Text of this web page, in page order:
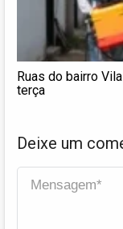
Ruas do bairro
terça
Deixe um